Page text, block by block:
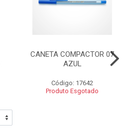
CANETA COMPACTOR 07
AZUL
Código: 17642
Produto Esgotado